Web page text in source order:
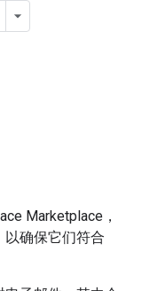
Marketplace，
以确保它们符合